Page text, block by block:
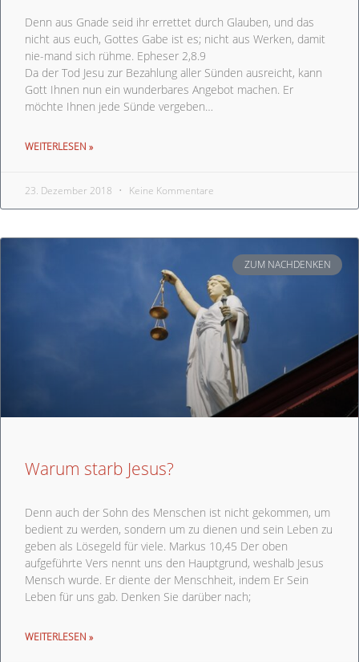
Denn aus Gnade seid ihr errettet durch Glauben, und das
nicht aus euch, Gottes Gabe ist es; nicht aus Werken, damit
nie-mand sich rühme. Epheser 2,8.9
Da der Tod Jesu zur Bezahlung aller Sünden ausreicht, kann
Gott Ihnen nun ein wunderbares Angebot machen. Er
möchte Ihnen jede Sünde vergeben…
WEITERLESEN »
23. Dezember 2018 Keine Kommentare
ZUM NACHDENKEN
Warum starb Jesus?
Denn auch der Sohn des Menschen ist nicht gekommen, um
bedient zu werden, sondern um zu dienen und sein Leben zu
geben als Lösegeld für viele. Markus 10,45 Der oben
aufgeführte Vers nennt uns den Hauptgrund, weshalb Jesus
Mensch wurde. Er diente der Menschheit, indem Er Sein
Leben für uns gab. Denken Sie darüber nach;
WEITERLESEN »